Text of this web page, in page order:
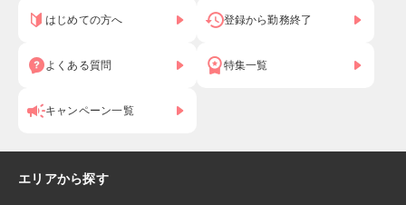
はじめての方へ 登録から勤務終了
よくある質問 特集一覧
キャンペーン一覧
エリアから探す